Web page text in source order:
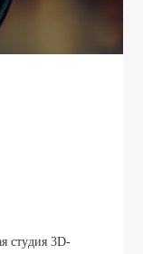
студия 3D-